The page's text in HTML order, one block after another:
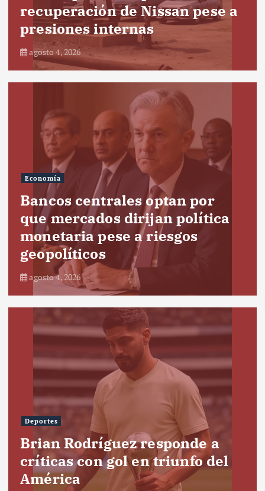
recuperación de Nissan pese a
presiones internas
agosto 4, 2026
Economía
Bancos centrales optan por
que mercados dirijan política
monetaria pese a riesgos
geopolíticos
agosto 4, 2026
Deportes
Brian Rodríguez responde a
críticas con gol en triunfo del
América